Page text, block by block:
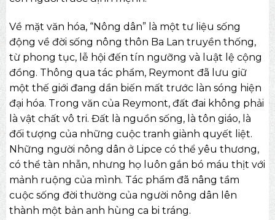
Về mặt văn hóa, “Nông dân” là một tư liệu sống
động về đời sống nông thôn Ba Lan truyền thống,
từ phong tục, lễ hội đến tín ngưỡng và luật lệ cộng
đồng. Thông qua tác phẩm, Reymont đã lưu giữ
một thế giới đang dần biến mất trước làn sóng hiện
đại hóa. Trong văn của Reymont, đất đai không phải
là vật chất vô tri. Đất là nguồn sống, là tôn giáo, là
đối tượng của những cuộc tranh giành quyết liệt.
Những người nông dân ở Lipce có thể yêu thương,
có thể tàn nhẫn, nhưng họ luôn gắn bó máu thịt với
mảnh ruộng của mình. Tác phẩm đã nâng tầm
cuộc sống đời thường của người nông dân lên
thành một bản anh hùng ca bi tráng.